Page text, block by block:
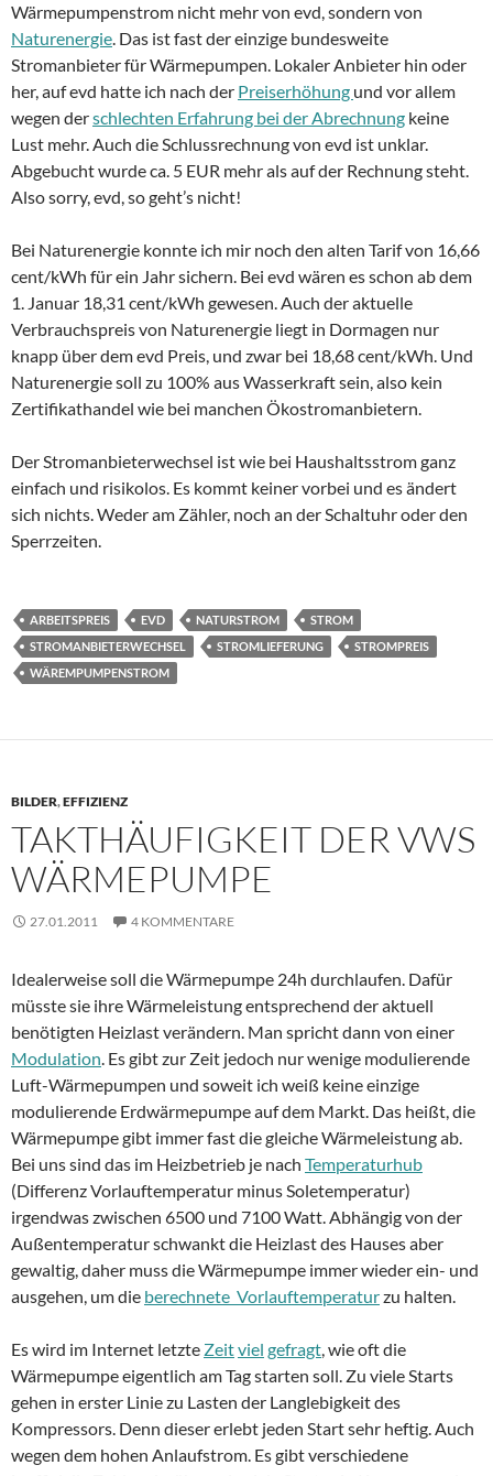
Wärmepumpenstrom nicht mehr von evd, sondern von
Naturenergie. Das ist fast der einzige bundesweite
Stromanbieter für Wärmepumpen. Lokaler Anbieter hin oder
her, auf evd hatte ich nach der Preiserhöhung und vor allem
wegen derschlechten Erfahrung bei der Abrechnung keine
Lust mehr. Auch die Schlussrechnung von evd ist unklar.
Abgebucht wurde ca. 5 EUR mehr als auf der Rechnung steht.
Also sorry, evd, so geht’s nicht!
Bei Naturenergie konnte ich mir noch den alten Tarif von 16,66
cent/kWh für ein Jahr sichern. Bei evd wären es schon ab dem
1. Januar 18,31 cent/kWh gewesen. Auch der aktuelle
Verbrauchspreis von Naturenergie liegt in Dormagen nur
knapp über dem evd Preis, und zwar bei 18,68 cent/kWh. Und
Naturenergie soll zu 100% aus Wasserkraft sein, also kein
Zertifikathandel wie bei manchen Ökostromanbietern.
Der Stromanbieterwechsel ist wie bei Haushaltsstrom ganz
einfach und risikolos. Es kommt keiner vorbei und es ändert
sich nichts. Weder am Zähler, noch an der Schaltuhr oder den
Sperrzeiten.
ARBEITSPREIS EVD NATURSTROM
STROM
STROMANBIETERWECHSEL
STROMLIEFERUNG
STROMPREIS
WÄREMPUMPENSTROM
BILDER,EFFIZIENZ
TAKTHÄUFIGKEIT DER VWS
WÄRMEPUMPE
27.01.2011 4 KOMMENTARE
Idealerweise soll die Wärmepumpe 24h durchlaufen. Dafür
müsste sie ihre Wärmeleistung entsprechend der aktuell
benötigten Heizlast verändern. Man spricht dann von einer
Modulation. Es gibt zur Zeit jedoch nur wenige modulierende
Luft-Wärmepumpen und soweit ich weiß keine einzige
modulierende Erdwärmepumpe auf dem Markt. Das heißt, die
Wärmepumpe gibt immer fast die gleiche Wärmeleistung ab.
Bei uns sind das im Heizbetrieb je nach Temperaturhub
(Differenz Vorlauftemperatur minus Soletemperatur)
irgendwas zwischen 6500 und 7100 Watt. Abhängig von der
Außentemperatur schwankt die Heizlast des Hauses aber
gewaltig, daher muss die Wärmepumpe immer wieder ein- und
ausgehen, um die berechnete Vorlauftemperaturzu halten.
Es wird im Internet letzte Zeitviel gefragt, wie oft die
Wärmepumpe eigentlich am Tag starten soll. Zu viele Starts
gehen in erster Linie zu Lasten der Langlebigkeit des
Kompressors. Denn dieser erlebt jeden Start sehr heftig. Auch
wegen dem hohen Anlaufstrom. Es gibt verschiedene